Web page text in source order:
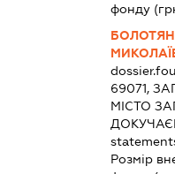
фонду
69071,
МІСТО
Розмір